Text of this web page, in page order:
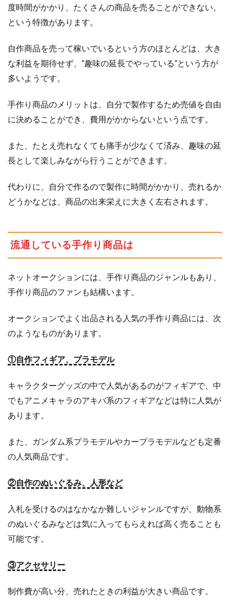
方
ラ
ブ
ル
対
4.3.1
ト
ブ
ル
策
ア
プ
で
注
度
を
げ
5.1
ラ
ン
ッ
で
目
ア
プ
号
取
度時間がかかり、たくさんの商品を売ることができない、
という特徴があります。
自作商品を売って稼いでいるという方のほとんどは、大き
な利益を期待せず、”趣味の延長でやっている”という方が
多いようです。
手作り商品のメリットは、自分で製作するため売値を自由
に決めることができ、費用がかからないという点です。
また、たとえ売れなくても痛手が少なくて済み、趣味の延
長として楽しみながら行うことができます。
代わりに、自分で作るので製作に時間がかかり、売れるか
どうかなどは、商品の出来栄えに大きく左右されます。
流通している手作り商品は
ネットオークションには、手作り商品のジャンルもあり、
手作り商品のファンも結構います。
オークションでよく出品される人気の手作り商品には、次
のようなものがあります。
①自作フィギア、プラモデル
キャラクターグッズの中で人気があるのがフィギアで、中
でもアニメキャラのアキバ系のフィギアなどは特に人気が
あります。
また、ガンダム系プラモデルやカープラモデルなども定番
の人気商品です。
②自作のぬいぐるみ、人形など
入札を受けるのはなかなか難しいジャンルですが、動物系
のぬいぐるみなどは気に入ってもらえれば高く売ることも
可能です。
③アクセサリー
制作費が高い分、売れたときの利益が大きい商品です。